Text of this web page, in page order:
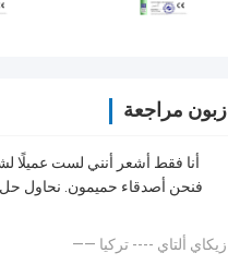
زبون مراجعة
أنا فقط أشعر أنني لست عميلًا
فنحن أصدقاء حميمون. نحاول
—— زيكاي ألتاي ---- تركيا